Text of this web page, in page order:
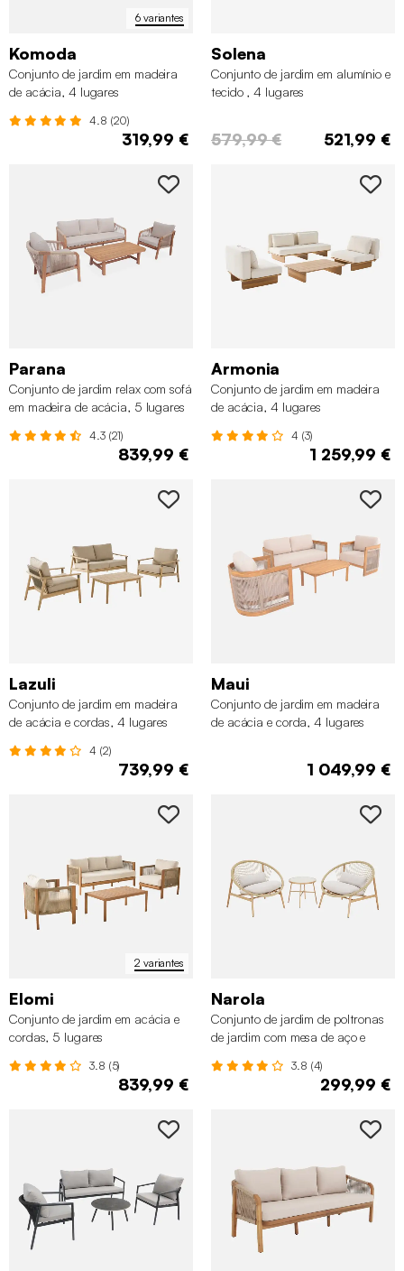
6 variantes
Komoda
Conjunto de jardim em madeira
de acácia, 4 lugares
4.8 (20)
319,99 €
Solena
Conjunto de jardim em alumínio e
tecido , 4 lugares
579,99 € 521,99 €
Parana
Conjunto de jardim relax com sofá
em madeira de acácia, 5 lugares
4.3 (21)
839,99 €
Armonia
Conjunto de jardim em madeira
de acácia, 4 lugares
4 (3)
1 259,99 €
Lazuli
Conjunto de jardim em madeira
de acácia e cordas, 4 lugares
4 (2)
739,99 €
Maui
Conjunto de jardim em madeira
de acácia e corda, 4 lugares
1 049,99 €
2 variantes
Elomi
Conjunto de jardim em acácia e
cordas, 5 lugares
3.8 (5)
839,99 €
Narola
Conjunto de jardim de poltronas
de jardim com mesa de aço e
3.8 (4)
299,99 €